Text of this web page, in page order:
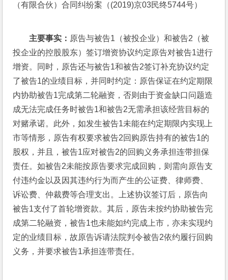
（有限合伙）合同纠纷案（(2019)京03民终5744号）
主要事实： 原告与被告1（被投企业）和被告2（被
投企业的控股股东）签订增资协议约定原告对被告1进行
增资。同时，原告还与被告1和被告2签订补充协议约定
了被告1的业绩目标，并同时约定：原告保证在约定期限
内协助被告1完成第二轮融资，否则由于资金缺口问题造
成无法完成任务时被告1和被告2无需承担该经营目标的
对赌承诺。此外，如发生被告1未能在约定期限内实现上
市等情形，原告有权要求被告2回购原告持有的被告1的
股权，并且，被告1应对被告2的回购义务承担连带担保
责任。如被告2未能按原告要求完成回购，则需向原告支
付违约金以及因其违约行为而产生的公证费、律师费、
诉讼费、仲裁费等合理支出。上述协议签订后，原告向
被告1支付了首轮增资款。其后，原告未按约协助被告完
成第二轮融资，被告1也未能如约完成上市，亦未实现约
定的业绩目标，故原告诉请法院判令被告2依约履行回购
义务，并要求被告1承担连带责任。